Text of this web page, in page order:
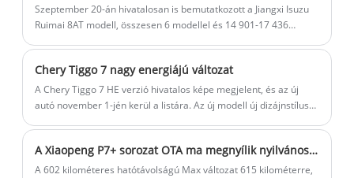
alkatrészeket.
Szeptember 20-án hivatalosan is bemutatkozott a Jiangxi Isuzu
Ruimai 8AT modell, összesen 6 modellel és 14 901-17 436
és a 422 dolláros helyettesítési támogatást. Az új modellt 2,5
literes dízelmotorral és ZF 8 fokozatú automata
sebességváltóval szerelik fel, ami javítja a napi vezetési
Chery Tiggo 7 nagy energiájú változat
A Chery Tiggo 7 HE verzió hivatalos képe megjelent, és az új
autó november 1-jén kerül a listára. Az új modell új dizájnstílust
meg.
A Xiaopeng P7+ sorozat OTA ma megnyílik nyilvános tesztelésre
A 602 kilométeres hatótávolságú Max változat 615 kilométerre,